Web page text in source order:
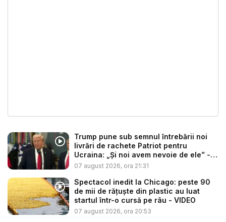
Trump pune sub semnul întrebării noi
livrări de rachete Patriot pentru
Ucraina: „Și noi avem nevoie de ele” -
V...
07 august 2026, ora 21:31
Spectacol inedit la Chicago: peste 90
de mii de rățuște din plastic au luat
startul într-o cursă pe râu - VIDEO
07 august 2026, ora 20:53